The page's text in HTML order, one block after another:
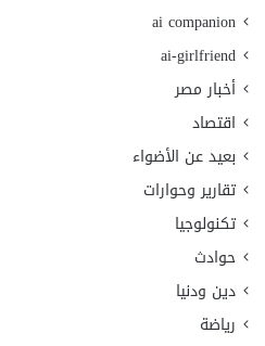
ai companion
ai-girlfriend
أخبار مصر
اقتصاد
بعيد عن الأضواء
تقارير وحوارات
تكنولوجيا
حوادث
دين ودنيا
رياضة